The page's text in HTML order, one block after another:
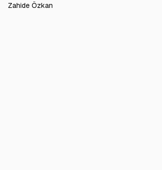
Zahide Özkan